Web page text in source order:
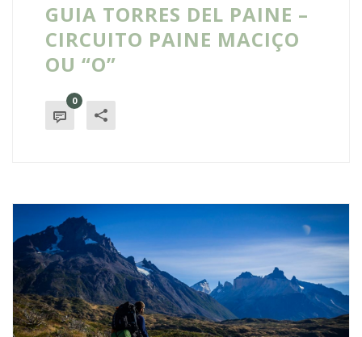
GUIA TORRES DEL PAINE –
CIRCUITO PAINE MACIÇO
OU “O”
0